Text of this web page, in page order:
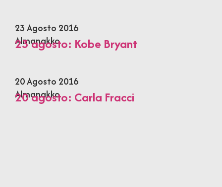
23 Agosto 2016
Almanakko
23 agosto: Kobe Bryant
20 Agosto 2016
Almanakko
20 agosto: Carla Fracci